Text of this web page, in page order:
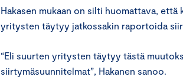
Hakasen mukaan on silti huomattava,
yritysten täytyy jatkossakin raportoida
“Eli suurten yritysten täytyy tästä
siirtymäsuunnitelmat”, Hakanen sanoo.